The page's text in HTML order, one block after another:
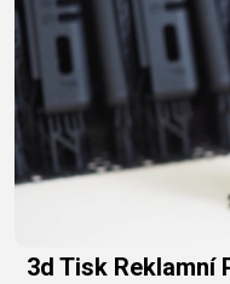
3d Tisk Reklamní